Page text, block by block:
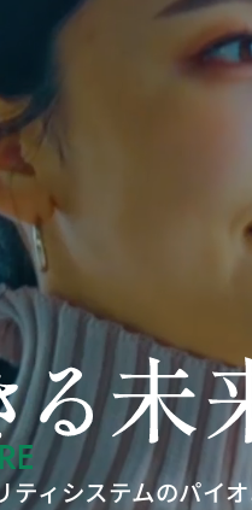
ィシステムのパイ